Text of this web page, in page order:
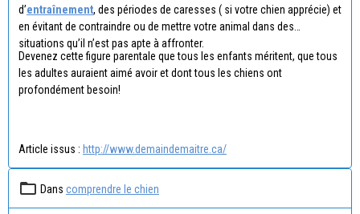
d’entraînement, des périodes de caresses ( si votre chien apprécie) et
en évitant de contraindre ou de mettre votre animal dans des
situations qu’il n’est pas apte à affronter.
Devenez cette figure parentale que tous les enfants méritent, que tous
les adultes auraient aimé avoir et dont tous les chiens ont
profondément besoin!
Article issus : http://www.demaindemaitre.ca/
Dans comprendre le chien